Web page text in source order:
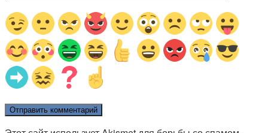
Узнайте, как обрабатываются ваши данные